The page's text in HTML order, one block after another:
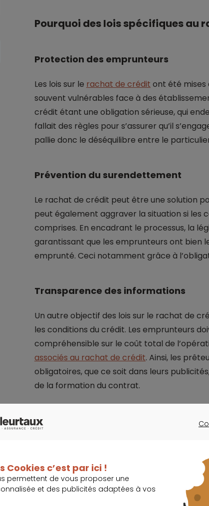
Pourquoi des lois spécifiques au
Protection des emprunteurs
Les lois sur le rachat de crédit ont été mises
souvent vulnérables face à des
crédit étant une obligation sérieuse, qui
fallait des règles pour s’assurer qu’il
pallie donc le déséquilibre entre le
Prévention du surendettement
Le rachat de crédit peut être une solution
peut également aggraver la situation si les
comprises. En encadrant le processus, la
garantissant que les emprunteurs ont bien
emprunté. Ceci notamment grâce à
Transparence des informations
Un autre objectif des lois sur le rachat de
les conditions du crédit. Les emprunteurs
compréhensible sur le coût total de
associés au rachat de crédit. Ainsi, les
obligatoires, que ce soit dans leurs
de la formation du contrat.
Je réduis
Cookies c’est par ici !
permettent de vous proposer une
et des publicités adaptées à vos